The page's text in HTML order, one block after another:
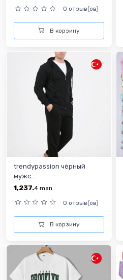
0 отзыв(ов)
В корзину
trendypassion чёрный
мужс...
1,237.4 man
0 отзыв(ов)
В корзину